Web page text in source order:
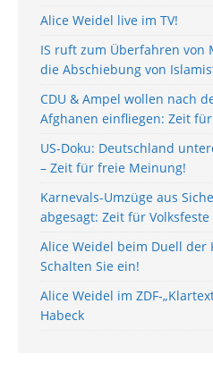
Alice Weidel live im TV!
IS ruft zum Überfahren von
die Abschiebung von
CDU & Ampel wollen nach
Afghanen einfliegen: Zeit
US-Doku: Deutschland
– Zeit für freie Meinung!
Karnevals-Umzüge aus
abgesagt: Zeit für
Alice Weidel beim Duell der
Schalten Sie ein!
Alice Weidel im ZDF-
Habeck